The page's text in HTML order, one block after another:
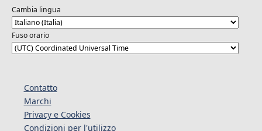
Cambia lingua
Fuso orario
Contatto
Marchi
Privacy e Cookies
Condizioni per l'utilizzo